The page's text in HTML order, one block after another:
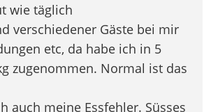
wie täglich
verschiedener Gäste bei mir
etc, da habe ich in 5
zugenommen. Normal ist das
auch meine Essfehler. Süsses